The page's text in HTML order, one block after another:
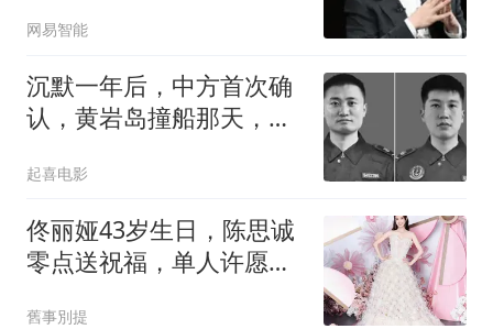
网易智能
沉默一年后，中方首次确
认，黄岩岛撞船那天，有
起喜电影
佟丽娅43岁生日，陈思诚
零点送祝福，单人许愿照
舊事別提